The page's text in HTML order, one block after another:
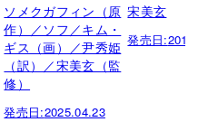
ソメクガフィン（原
作）／ソフ／キム・
ギス（画）／尹秀姫
（訳）／宋美玄（監
修）
発売日:2025.04.23
宋美玄
発売日: